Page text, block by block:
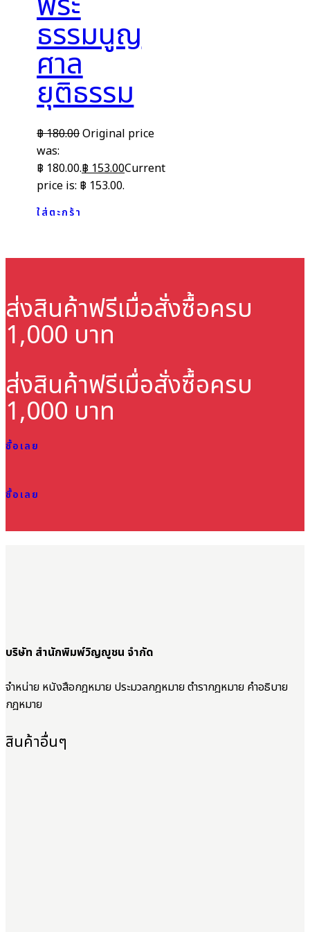
ธรรมนูญ
ศาล
ยุติธรรม
฿180.00Original price
was:
฿ 180.00.฿153.00Current
price is: ฿ 153.00.
ใส่ตะกร้า
ส่งสินค้าฟรีเมื่อสั่งซื้อครบ
1,000 บาท
ส่งสินค้าฟรีเมื่อสั่งซื้อครบ
1,000 บาท
ซื้อเลย
ซื้อเลย
บริษัท สำนักพิมพ์วิญญูชน จำกัด
จำหน่าย หนังสือกฎหมาย ประมวลกฎหมาย ตำรากฎหมาย คำอธิบาย
กฎหมาย
สินค้าอื่นๆ